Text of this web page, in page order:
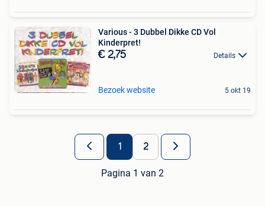
Various - 3 Dubbel Dikke CD Vol
Kinderpret!
€ 2,75 Details
Bezoek website 5 okt 19
1 2
Pagina 1 van 2